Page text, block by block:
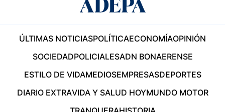
ÚLTIMAS NOTICIASPOLÍTICAECONOMÍAOPINIÓN
SOCIEDADPOLICIALESADN BONAERENSE
ESTILO DE VIDAMEDIOSEMPRESASDEPORTES
DIARIO EXTRAVIDA Y SALUD HOYMUNDO MOTOR